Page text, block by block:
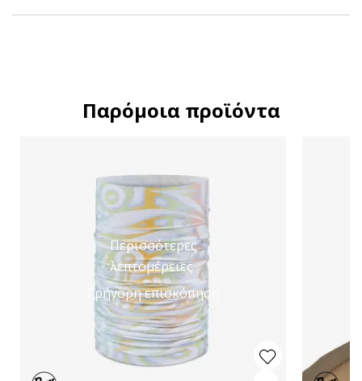
Παρόμοια προϊόντα
Περισσότερες
λεπτομέρειες
Γρήγορη επισκόπηση